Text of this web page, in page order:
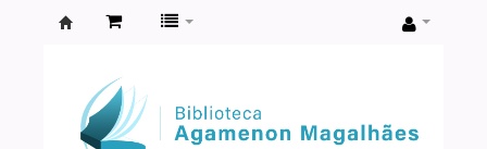
Agamenon
Magalhães